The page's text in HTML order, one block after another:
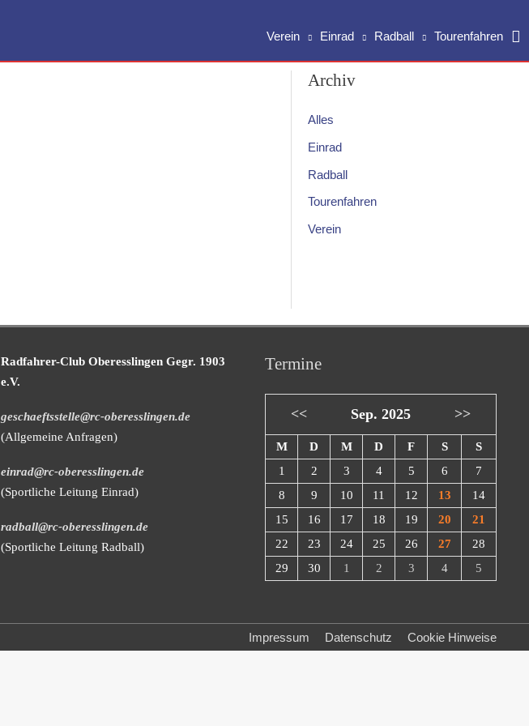
Verein Einrad Radball Tourenfahren
Archiv
Alles
Einrad
Radball
Tourenfahren
Verein
Radfahrer-Club Oberesslingen Gegr. 1903
e.V.
geschaeftsstelle@rc-oberesslingen.de
(Allgemeine Anfragen)
einrad@rc-oberesslingen.de
(Sportliche Leitung Einrad)
radball@rc-oberesslingen.de
(Sportliche Leitung Radball)
Termine
<< Sep. 2025 >>
M D M D F S
S
1
2 3 4 5 6
7
8
9 10 11 12 13
14
15
16 17 18 19 20
21
22
23 24 25 26 27
28
29
30 1 2 3 4 5
Impressum Datenschutz Cookie Hinweise